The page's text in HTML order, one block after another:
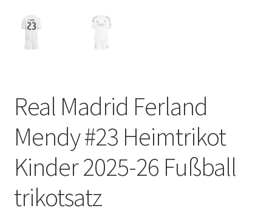
Real Madrid Ferland
Mendy #23 Heimtrikot
Kinder 2025-26 Fußball
trikotsatz